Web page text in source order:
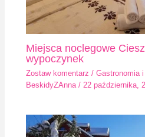
Miejsca noclegowe
wypoczynek
Zostaw komentarz /Gastronomia
BeskidyZAnna/22 października,